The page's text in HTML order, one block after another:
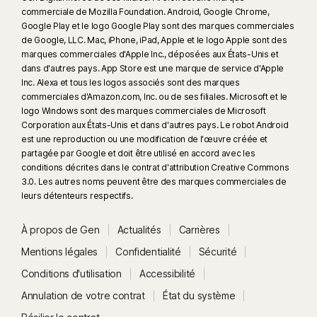
commerciale de Mozilla Foundation. Android, Google Chrome,
Google Play et le logo Google Play sont des marques commerciales
de Google, LLC. Mac, iPhone, iPad, Apple et le logo Apple sont des
marques commerciales d'Apple Inc., déposées aux États-Unis et
dans d'autres pays. App Store est une marque de service d'Apple
Inc. Alexa et tous les logos associés sont des marques
commerciales d'Amazon.com, Inc. ou de ses filiales. Microsoft et le
logo Windows sont des marques commerciales de Microsoft
Corporation aux États-Unis et dans d'autres pays. Le robot Android
est une reproduction ou une modification de l'œuvre créée et
partagée par Google et doit être utilisé en accord avec les
conditions décrites dans le contrat d'attribution Creative Commons
3.0. Les autres noms peuvent être des marques commerciales de
leurs détenteurs respectifs.
À propos de Gen Actualités
Carrières
Mentions légales
Confidentialité
Sécurité
Conditions d'utilisation
Accessibilité
Annulation de votre contrat
État du système